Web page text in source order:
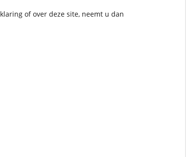
of over deze site, neemt u dan